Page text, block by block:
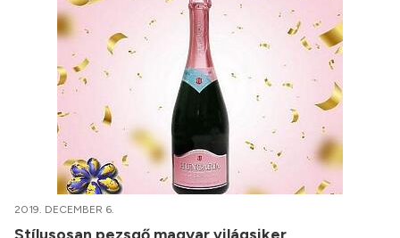
2019. DECEMBER 6.
Stílusosan pezsgő magyar világsiker